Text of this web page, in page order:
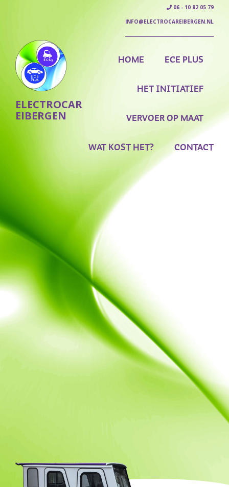
ELECTROCAR
EIBERGEN
06 - 10 82 05 79
INFO@ELECTROCAREIBERGEN.NL
HOME ECE PLUS
HET INITIATIEF
VERVOER OP MAAT
WAT KOST HET? CONTACT